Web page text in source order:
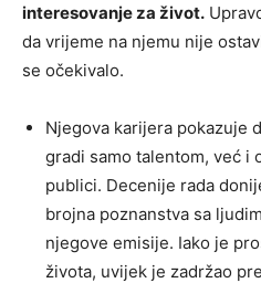
interesovanje za život.
da vrijeme na njemu nije
se očekivalo.
Njegova karijera pokazuje
gradi samo talentom, već i
publici. Decenije rada
brojna poznanstva sa
njegove emisije. Iako je
života, uvijek je zadržao